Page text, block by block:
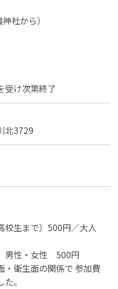
社から）
受け次第終了
北3729
生まで）500円／大人
男性・女性 500円
衛生面の関係で 参加費
。